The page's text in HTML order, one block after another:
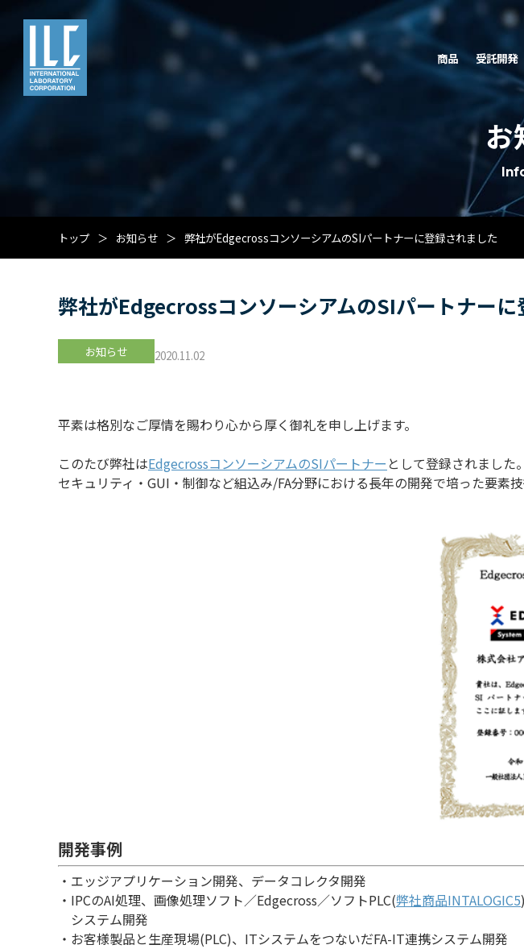
商品 受託開発
お
トップ お知らせ 弊社がEdgecrossコンソーシアムのSIパートナーに登録されました
弊社がEdgecrossコンソーシアムのSIパートナーに
お知らせ 2020.11.02
平素は格別なご厚情を賜わり心から厚く御礼を申し上げます。
このたび弊社はEdgecrossコンソーシアムのSIパートナー として登録されました。
セキュリティ・GUI・制御など組込み/FA分野における長年の開発で培った要素
開発事例
・エッジアプリケーション開発、データコレクタ開発
・IPCのAI処理、画像処理ソフト／Edgecross／ソフトPLC(弊社商品INTALOGIC5
システム開発
・お客様製品と生産現場(PLC)、ITシステムをつないだFA-IT連携システム開発